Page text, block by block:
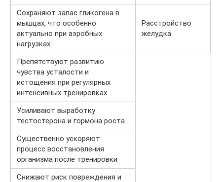
Сохраняют запас гликогена в
мышцах, что особенно
актуально при аэробных
нагрузках
Расстройство
желудка
Препятствуют развитию
чувства усталости и
истощения при регулярных
интенсивных тренировках
Усиливают выработку
тестостерона и гормона роста
Существенно ускоряют
процесс восстановления
организма после тренировки
Снижают риск повреждения и